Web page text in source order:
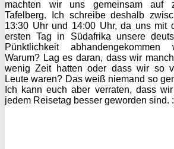
machten wir uns gemeinsam auf
Tafelberg. Ich schreibe deshalb
13:30 Uhr und 14:00 Uhr, da uns mit
ersten Tag in Südafrika unsere
Pünktlichkeit abhandengekommen
Warum? Lag es daran, dass wir
wenig Zeit hatten oder dass wir so
Leute waren? Das weiß niemand so
Ich kann euch aber verraten, dass
jedem Reisetag besser geworden sind.